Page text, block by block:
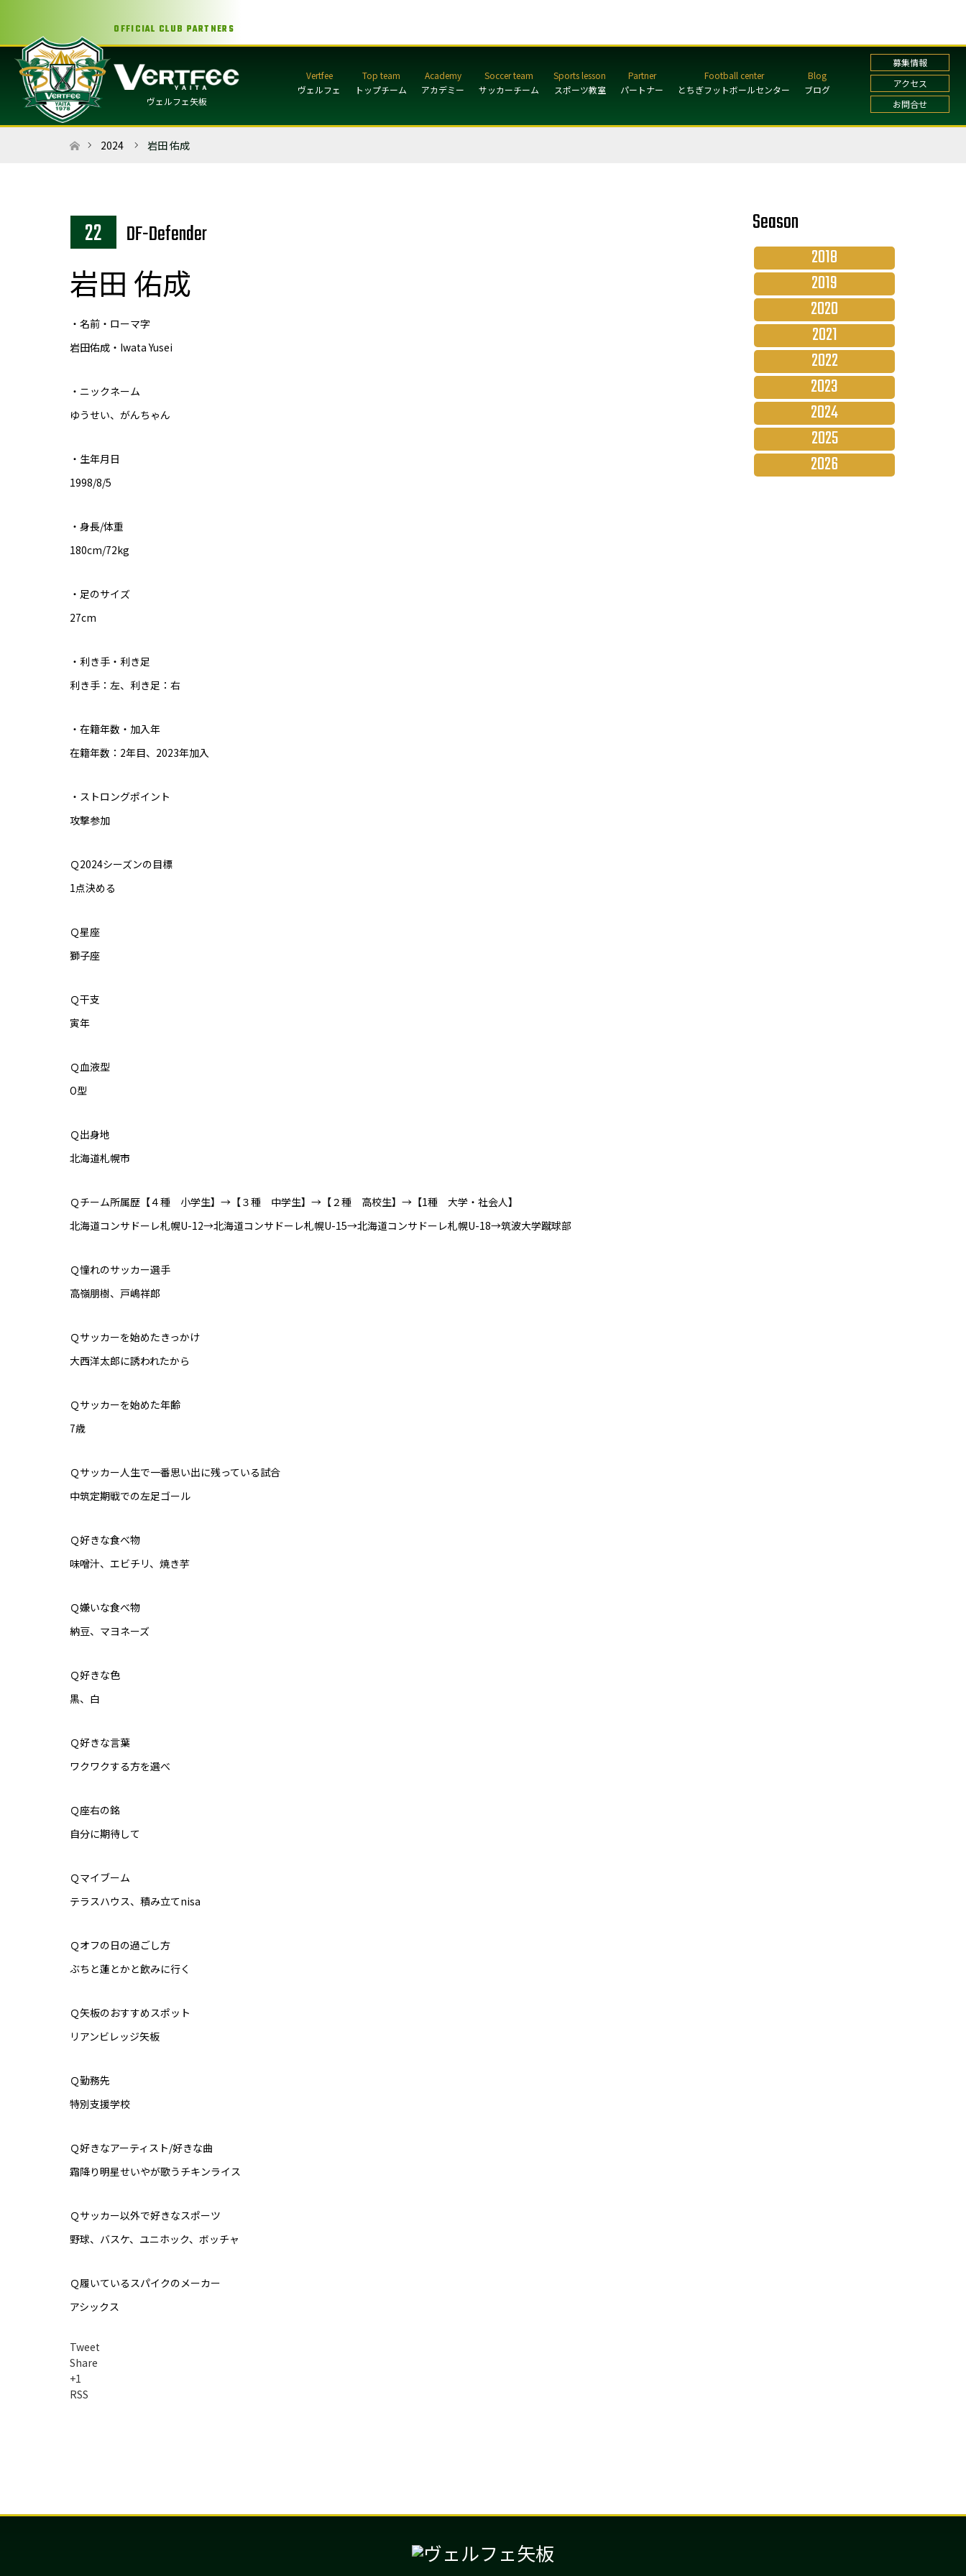
OFFICIAL CLUB PARTNERS
ヴェルフェ矢板
募集情報
アクセス
お問合せ
ヴェルフェ トップチーム アカデミー サッカーチーム スポーツ教室 パートナー とちぎフットボールセンター ブログ
ホーム2024 岩田 佑成
22 2DF-Defender
岩田 佑成
・名前・ローマ字
岩田佑成・Iwata Yusei
・ニックネーム
ゆうせい、がんちゃん
・生年月日
1998/8/5
・身長/体重
180cm/72kg
・足のサイズ
27cm
・利き手・利き足
利き手：左、利き足：右
・在籍年数・加入年
在籍年数：2年目、2023年加入
・ストロングポイント
攻撃参加
Ｑ2024シーズンの目標
1点決める
Ｑ星座
獅子座
Ｑ干支
寅年
Ｑ血液型
O型
Ｑ出身地
北海道札幌市
Ｑチーム所属歴【４種 小学生】→【３種 中学生】→【２種 高校生】→【1種 大学・社会人】
北海道コンサドーレ札幌U-12→北海道コンサドーレ札幌U-15→北海道コンサドーレ札幌U-18→筑波大学蹴球部
Ｑ憧れのサッカー選手
高嶺朋樹、戸嶋祥郎
Ｑサッカーを始めたきっかけ
大西洋太郎に誘われたから
Ｑサッカーを始めた年齢
7歳
Ｑサッカー人生で一番思い出に残っている試合
中筑定期戦での左足ゴール
Ｑ好きな食べ物
味噌汁、エビチリ、焼き芋
Ｑ嫌いな食べ物
納豆、マヨネーズ
Ｑ好きな色
黒、白
Ｑ好きな言葉
ワクワクする方を選べ
Ｑ座右の銘
自分に期待して
Ｑマイブーム
テラスハウス、積み立てnisa
Ｑオフの日の過ごし方
ぶちと蓮とかと飲みに行く
Ｑ矢板のおすすめスポット
リアンビレッジ矢板
Ｑ勤務先
特別支援学校
Ｑ好きなアーティスト/好きな曲
霜降り明星せいやが歌うチキンライス
Ｑサッカー以外で好きなスポーツ
野球、バスケ、ユニホック、ボッチャ
Ｑ履いているスパイクのメーカー
アシックス
Tweet
Share
+1
RSS
Season
2018
2019
2020
2021
2022
2023
2024
2025
2026